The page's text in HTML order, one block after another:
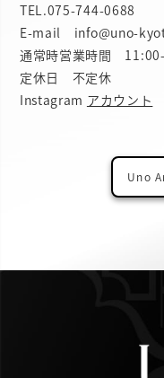
TEL.075-744-0688
E-mail info@uno-
通常時営業時間
定休日 不定休
Instagram アカウント
Uno